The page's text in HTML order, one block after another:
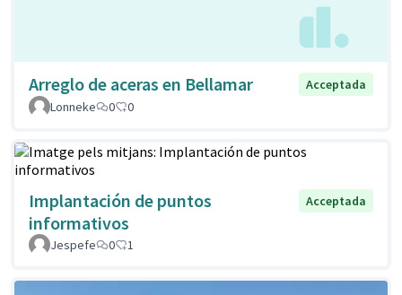
Arreglo de aceras en Bellamar
Acceptada
Lonneke
0 0
Implantación de puntos
informativos
Acceptada
Jespefe 0 1